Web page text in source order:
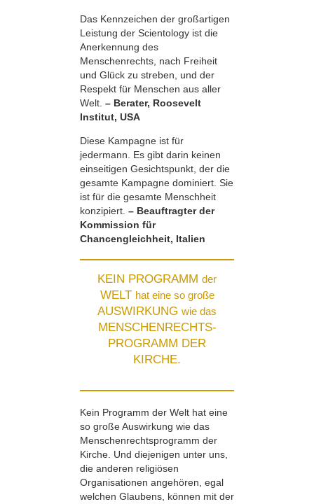
Das Kennzeichen der großartigen
Leistung der Scientology ist die
Anerkennung des
Menschenrechts, nach Freiheit
und Glück zu streben, und der
Respekt für Menschen aus aller
Welt. – Berater, Roosevelt
Institut, USA
Diese Kampagne ist für
jedermann. Es gibt darin keinen
einseitigen Gesichtspunkt, der die
gesamte Kampagne dominiert. Sie
ist für die gesamte Menschheit
konzipiert. – Beauftragter der
Kommission für
Chancengleichheit, Italien
KEIN PROGRAMM der
WELT hat eine so große
AUSWIRKUNG wie das
MENSCHENRECHTS-
PROGRAMM DER
KIRCHE.
Kein Programm der Welt hat eine
so große Auswirkung wie das
Menschenrechts­programm der
Kirche. Und diejenigen unter uns,
die anderen religiösen
Organisationen angehören, egal
welchen Glaubens, können mit der